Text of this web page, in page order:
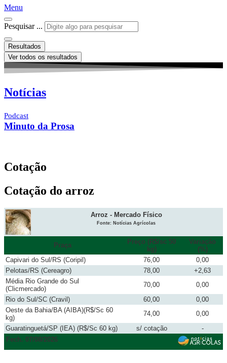
Menu
Pesquisar ...
Resultados
Ver todos os resultados
Notícias
Podcast
Minuto da Prosa
Cotação
Cotação do arroz
Arroz - Mercado Físico
Fonte: Notícias Agrícolas
Praça
Preço (R$/sc 50
kg)
Variação
(%)
Capivari do Sul/RS (Coripil)
76,00
0,00
Pelotas/RS (Cereagro)
78,00
+2,63
Média Rio Grande do Sul
(Clicmercado)
70,00
0,00
Rio do Sul/SC (Cravil)
60,00
0,00
Oeste da Bahia/BA (AIBA)(R$/Sc 60
kg)
74,00
0,00
Guaratinguetá/SP (IEA) (R$/Sc 60 kg)
s/ cotação
-
Fech. 07/08/2026